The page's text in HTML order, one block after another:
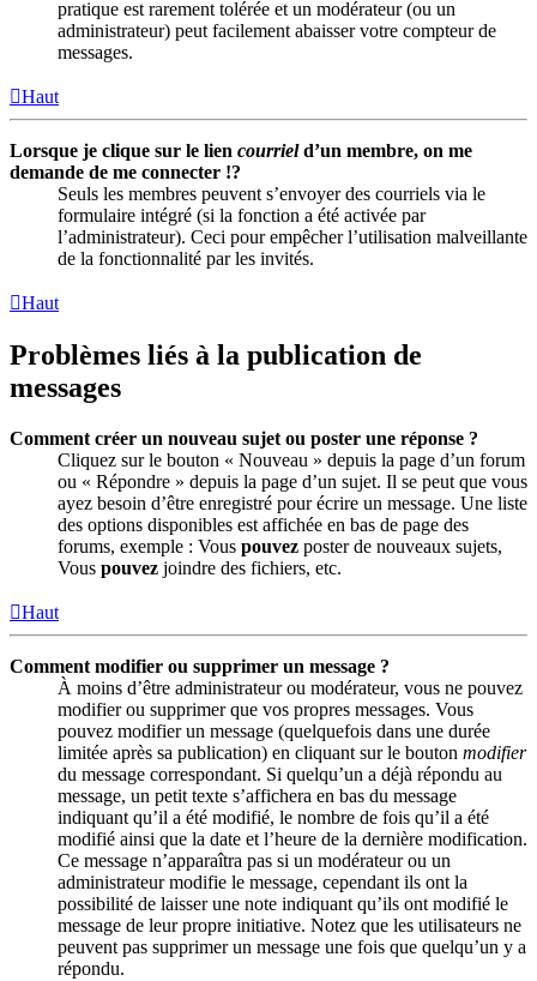
pratique est rarement tolérée et un modérateur (ou un
administrateur) peut facilement abaisser votre compteur de
messages.
Haut
Lorsque je clique sur le lien courrield’un membre, on me
demande de me connecter !?
Seuls les membres peuvent s’envoyer des courriels via le
formulaire intégré (si la fonction a été activée par
l’administrateur). Ceci pour empêcher l’utilisation malveillante
de la fonctionnalité par les invités.
Haut
Problèmes liés à la publication de
messages
Comment créer un nouveau sujet ou poster une réponse ?
Cliquez sur le bouton « Nouveau » depuis la page d’un forum
ou « Répondre » depuis la page d’un sujet. Il se peut que vous
ayez besoin d’être enregistré pour écrire un message. Une liste
des options disponibles est affichée en bas de page des
forums, exemple : Vous pouvez poster de nouveaux sujets,
Vous pouvez joindre des fichiers, etc.
Haut
Comment modifier ou supprimer un message ?
À moins d’être administrateur ou modérateur, vous ne pouvez
modifier ou supprimer que vos propres messages. Vous
pouvez modifier un message (quelquefois dans une durée
limitée après sa publication) en cliquant sur le bouton modifier
du message correspondant. Si quelqu’un a déjà répondu au
message, un petit texte s’affichera en bas du message
indiquant qu’il a été modifié, le nombre de fois qu’il a été
modifié ainsi que la date et l’heure de la dernière modification.
Ce message n’apparaîtra pas si un modérateur ou un
administrateur modifie le message, cependant ils ont la
possibilité de laisser une note indiquant qu’ils ont modifié le
message de leur propre initiative. Notez que les utilisateurs ne
peuvent pas supprimer un message une fois que quelqu’un y a
répondu.